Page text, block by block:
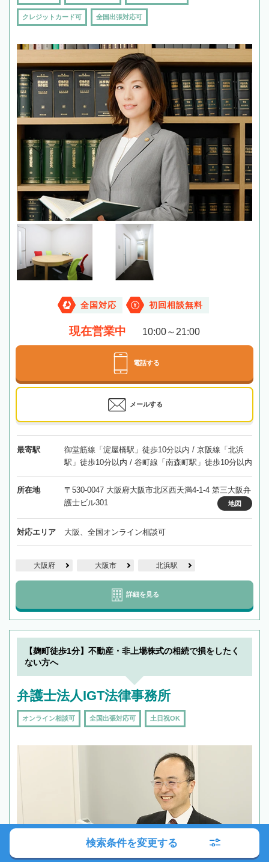
クレジットカード可 全国出張対応可
全国対応 初回相談無料
現在営業中 10:00～21:00
電話する
メールする
最寄駅
御堂筋線「淀屋橋駅」徒歩10分以内 / 京阪線「北浜
駅」徒歩10分以内 / 谷町線「南森町駅」徒歩10分以内
所在地
〒530-0047 大阪府大阪市北区西天満4-1-4 第三大阪弁
護士ビル301
地図
対応エリア 大阪、全国オンライン相談可
大阪府 大阪市 北浜駅
詳細を見る
【麹町徒歩1分】不動産・非上場株式の相続で損をしたく
ない方へ
弁護士法人IGT法律事務所
オンライン相談可 全国出張対応可 土日祝OK
検索条件を変更する